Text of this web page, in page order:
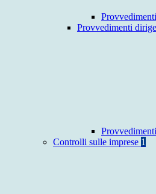
Provvedimenti
Controlli sulle imprese 1